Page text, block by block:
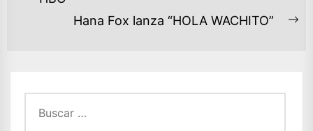
Hana Fox lanza “HOLA WACHITO”